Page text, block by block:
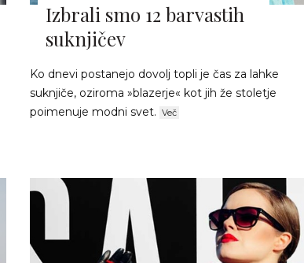
Izbrali smo 12 barvastih
suknjičev
Ko dnevi postanejo dovolj topli je čas za lahke
suknjiče, oziroma »blazerje« kot jih že stoletje
poimenuje modni svet. Več